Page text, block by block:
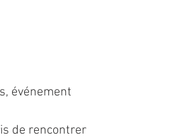
événement
de rencontrer